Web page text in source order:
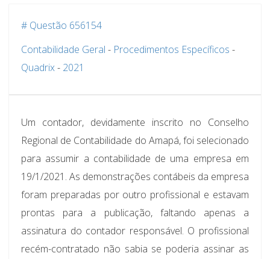
# Questão 656154
Contabilidade Geral - Procedimentos Específicos -
Quadrix- 2021
Um contador, devidamente inscrito no Conselho
Regional de Contabilidade do Amapá, foi selecionado
para assumir a contabilidade de uma empresa em
19/1/2021. As demonstrações contábeis da empresa
foram preparadas por outro profissional e estavam
prontas para a publicação, faltando apenas a
assinatura do contador responsável. O profissional
recém-contratado não sabia se poderia assinar as